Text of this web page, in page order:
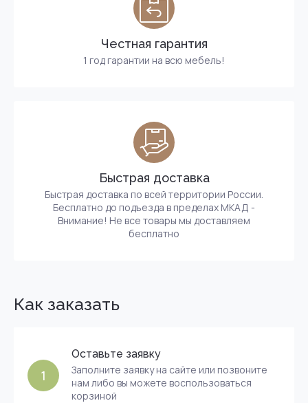
Честная гарантия
1 год гарантии на всю мебель!
Быстрая доставка
Быстрая доставка по всей территории России.
Бесплатно до подъезда в пределах МКАД -
Внимание! Не все товары мы доставляем
бесплатно
Как заказать
1
Оставьте заявку
Заполните заявку на сайте или позвоните
нам либо вы можете воспользоваться
корзиной